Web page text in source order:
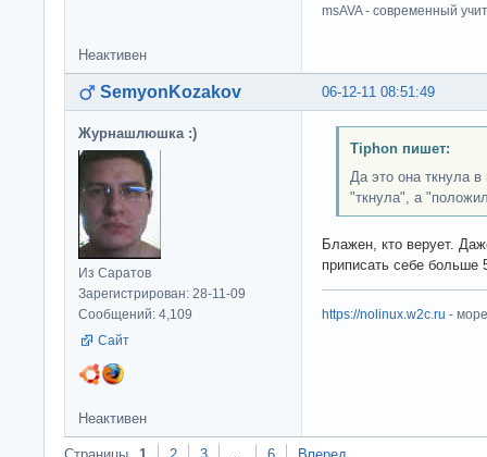
msAVA - современный
Неактивен
06-12-11 08:51:49
SemyonKozakov
Журнашлюшка :)
Из Саратов
Зарегистрирован: 28-11-09
Сообщений: 4,109
Сайт
Tiphon пишет:
Да это она ткнула
"ткнула", а
Блажен, кто верует.
приписать себе больше
https://nolinux.w2c.ru -
Неактивен